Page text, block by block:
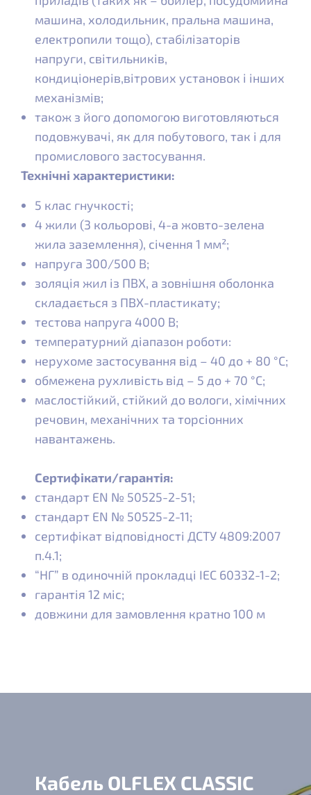
машина, холодильник, пральна машина,
електропили тощо), стабілізаторів
напруги, світильників,
кондиціонерів,вітрових установок і інших
механізмів;
також з його допомогою виготовляються
подовжувачі, як для побутового, так і для
промислового застосування.
Технічні характеристики:
5 клас гнучкості;
4 жили (3 кольорові, 4-а жовто-зелена
жила заземлення), січення 1 мм²;
напруга 300/500 В;
золяція жил із ПВХ, а зовнішня оболонка
складається з ПВХ-пластикату;
тестова напруга 4000 В;
температурний діапазон роботи:
нерухоме застосування від – 40 до + 80 °C;
обмежена рухливість від – 5 до + 70 °C;
маслостійкий, стійкий до вологи, хімічних
речовин, механічних та торсіонних
навантажень.
Сертифікати/гарантія:
стандарт EN № 50525-2-51;
стандарт EN № 50525-2-11;
сертифікат відповідності ДСТУ 4809:2007
п.4.1;
“НГ” в одиночній прокладці IEC 60332-1-2;
гарантія 12 міс;
довжини для замовлення кратно 100 м
Кабель OLFLEX CLASSIC